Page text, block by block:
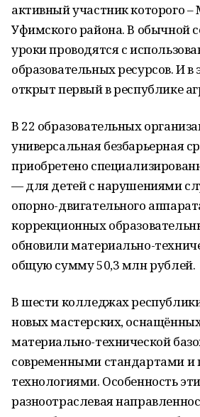
активный участник которого
Уфимского района. В обычной
уроки проводятся с
образовательных ресурсов. И
открыт первый в республике
В 22 образовательных
универсальная безбарьерная
приобретено
— для детей с нарушениями
опорно-двигательного
коррекционных
обновили материально-
общую сумму 50,3 млн рублей.
В шести колледжах
новых мастерских,
материально-технической
современными стандартами и
технологиями. Особенность
разноотраслевая